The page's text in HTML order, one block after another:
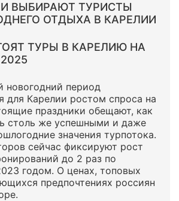
ВЫБИРАЮТ ТУРИСТЫ
ОТДЫХА В КАРЕЛИИ
ТУРЫ В КАРЕЛИЮ НА
новогодний период
для Карелии ростом спроса на
праздники обещают, как
столь же успешными и даже
значения турпотока.
сейчас фиксируют рост
до 2 раз по
годом. О ценах, топовых
предпочтениях россиян